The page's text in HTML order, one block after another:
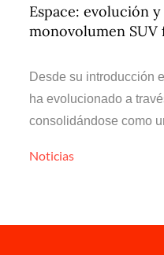
Espace: evolución
monovolumen SUV
Desde su introducción
ha evolucionado a
consolidándose como
Noticias